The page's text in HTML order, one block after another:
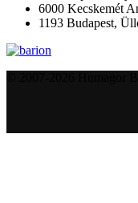
6000 Kecskemét
1193 Budapest,